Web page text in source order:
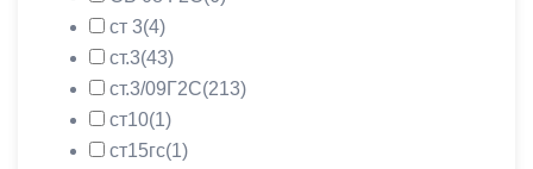
ст 3(4)
ст.3(43)
ст.3/09Г2С(213)
ст10(1)
ст15гс(1)